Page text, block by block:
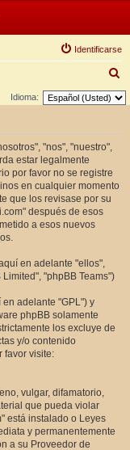
Identificarse
u
Idioma:
"nos", "nuestro",
estar legalmente
por favor no se registre
en cualquier momento
que los revisase por su
después de esos
a esos nuevos
en adelante "ellos",
"phpBB Teams")
en adelante "GPL") y
phpBB solamente
los excluye de
y/o contenido
favor visite:
vulgar, difamatorio,
que pueda violar
está instalado o Leyes
y permanentemente
a su Proveedor de